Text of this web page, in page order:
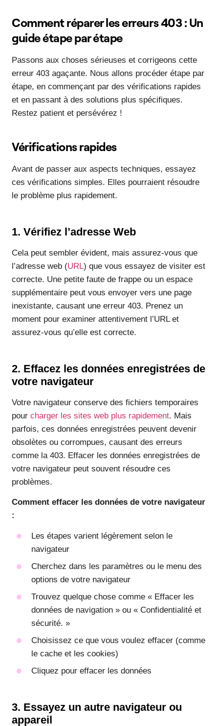
Comment réparer les erreurs 403 : Un
guide étape par étape
Passons aux choses sérieuses et corrigeons cette
erreur 403 agaçante. Nous allons procéder étape par
étape, en commençant par des vérifications rapides
et en passant à des solutions plus spécifiques.
Restez patient et persévérez !
Vérifications rapides
Avant de passer aux aspects techniques, essayez
ces vérifications simples. Elles pourraient résoudre
le problème plus rapidement.
1. Vérifiez l’adresse Web
Cela peut sembler évident, mais assurez-vous que
l’adresse web (URL) que vous essayez de visiter est
correcte. Une petite faute de frappe ou un espace
supplémentaire peut vous envoyer vers une page
inexistante, causant une erreur 403. Prenez un
moment pour examiner attentivement l’URL et
assurez-vous qu’elle est correcte.
2. Effacez les données enregistrées de
votre navigateur
Votre navigateur conserve des fichiers temporaires
pour charger les sites web plus rapidement. Mais
parfois, ces données enregistrées peuvent devenir
obsolètes ou corrompues, causant des erreurs
comme la 403. Effacer les données enregistrées de
votre navigateur peut souvent résoudre ces
problèmes.
Comment effacer les données de votre navigateur
:
Les étapes varient légèrement selon le
navigateur
Cherchez dans les paramètres ou le menu des
options de votre navigateur
Trouvez quelque chose comme « Effacer les
données de navigation » ou « Confidentialité et
sécurité. »
Choisissez ce que vous voulez effacer (comme
le cache et les cookies)
Cliquez pour effacer les données
3. Essayez un autre navigateur ou
appareil